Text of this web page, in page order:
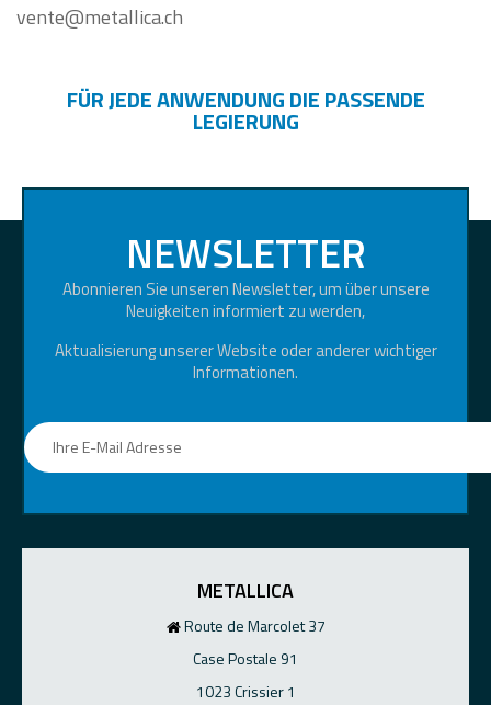
vente@metallica.ch
FÜR JEDE ANWENDUNG DIE PASSENDE
LEGIERUNG
NEWSLETTER
Abonnieren Sie unseren Newsletter, um über unsere
Neuigkeiten informiert zu werden,
Aktualisierung unserer Website oder anderer wichtiger
Informationen.
METALLICA
Route de Marcolet 37
Case Postale 91
1023 Crissier 1